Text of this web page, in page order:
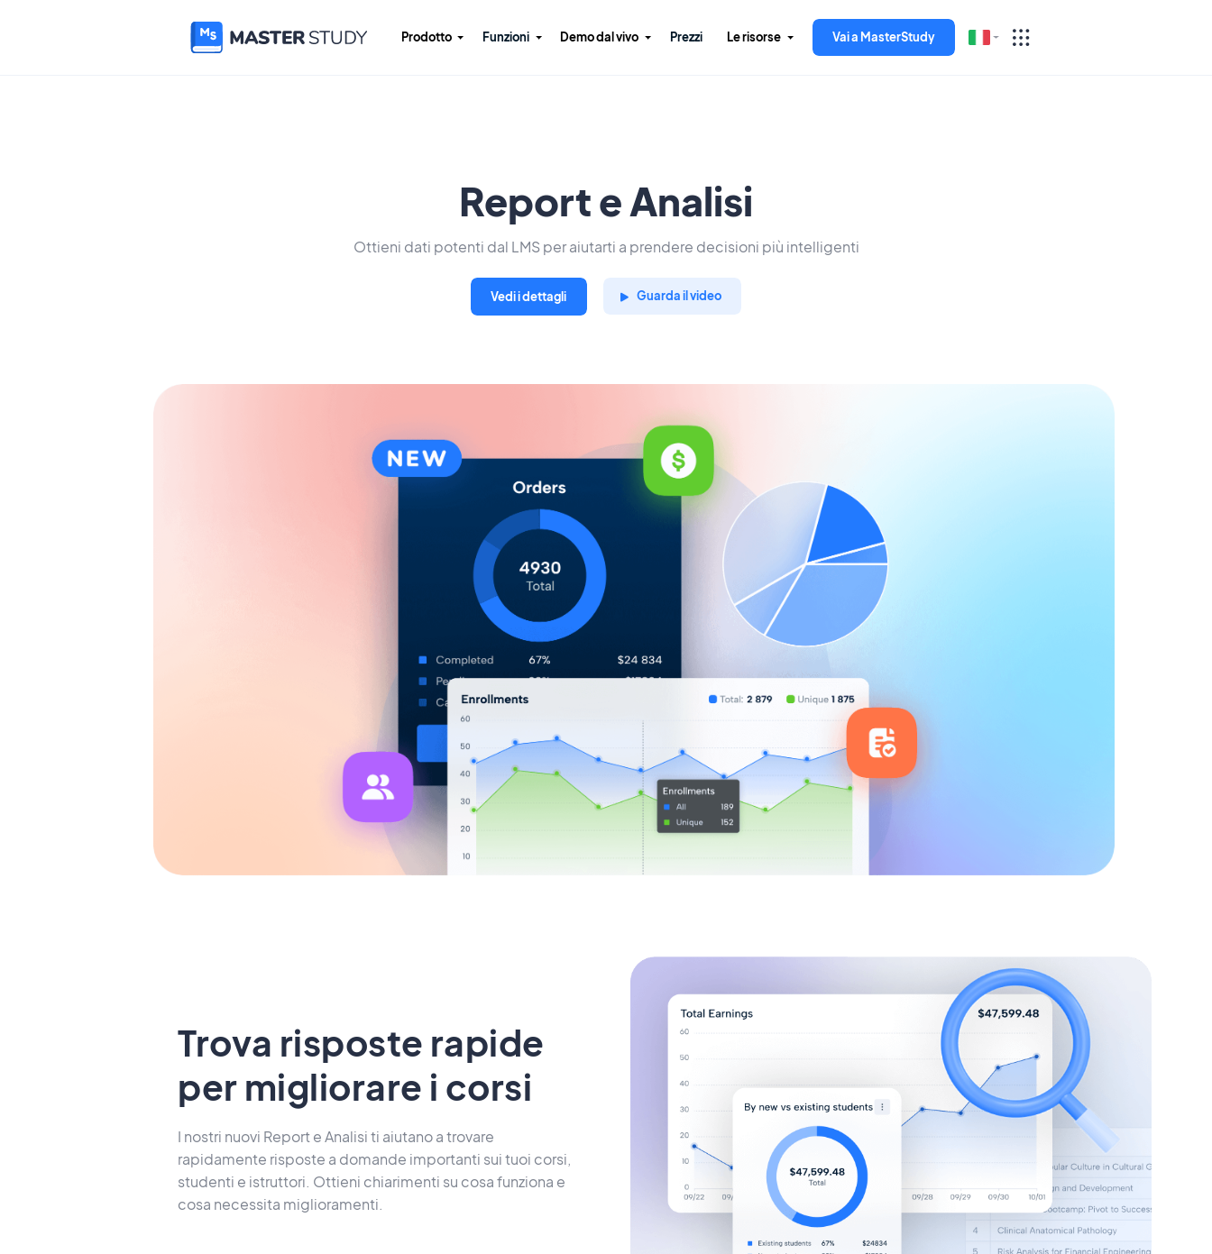
Prodotto Funzioni Demo dal vivo Prezzi Le risorse Vai a MasterStudy
Report e Analisi
Ottieni dati potenti dal LMS per aiutarti a prendere decisioni più intelligenti
Vedi i dettagli Guarda il video
Trova risposte rapide
per migliorare i corsi
I nostri nuovi Report e Analisi ti aiutano a trovare
rapidamente risposte a domande importanti sui tuoi corsi,
studenti e istruttori. Ottieni chiarimenti su cosa funziona e
cosa necessita miglioramenti.